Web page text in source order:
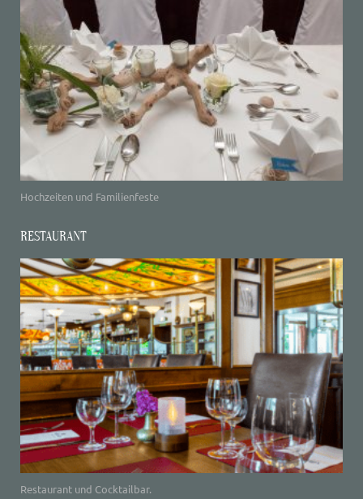
Hochzeiten und Familienfeste
RESTAURANT
Restaurant und Cocktailbar.